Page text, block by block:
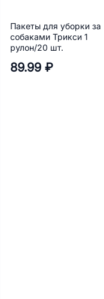
Пакеты для уборки за
собаками Трикси 1
рулон/20 шт.
89.99 ₽